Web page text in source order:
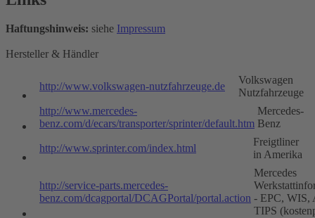
Haftungshinweis: siehe Impressum
Hersteller & Händler
http://www.volkswagen-nutzfahrzeuge.de
Volkswagen
Nutzfahrzeuge
http://www.mercedes-
benz.com/d/ecars/transporter/sprinter/default.htm
Mercedes-
Benz
http://www.sprinter.com/index.html
Freigtliner
in Amerika
http://service-parts.mercedes-
benz.com/dcagportal/DCAGPortal/portal.action
Mercedes
- EPC, WIS,
TIPS